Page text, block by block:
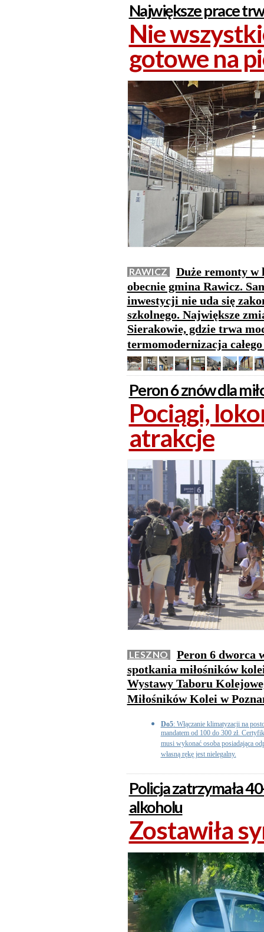
Największe prace
Nie
gotowe na
RAWICZ
Duże remonty w
obecnie gmina Rawicz.
inwestycji nie uda się
szkolnego. Największe
Sierakowie, gdzie trwa
termomodernizacja
Peron 6 znów dla
Pociągi,
atrakcje
LESZNO
Peron 6 dworca
spotkania miłośników
Wystawy Taboru
Miłośników Kolei w
Do5: Włączanie klimatyzacji na
mandatem od 100 do 300 zł.
musi wykonać osoba posiadająca
własną rękę jest nielegalny.
Policja zatrzymała
alkoholu
Zostawiła